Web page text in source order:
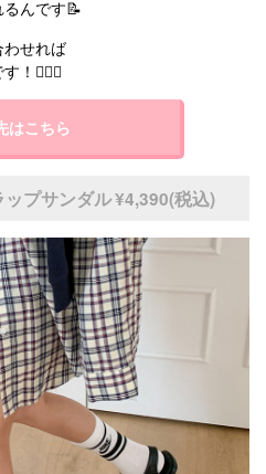
んです📝
せれば
！🙆🏻‍♀️
はこちら
プサンダル ¥4,390(税込)